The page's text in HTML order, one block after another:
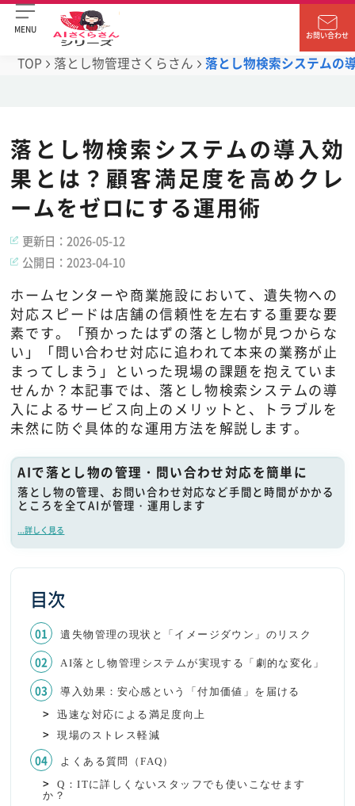
MENU
お問い合わせ
TOP 落とし物管理さくらさん 落とし物検索システムの
落とし物検索システムの導入効
果とは？顧客満足度を高めクレ
ームをゼロにする運用術
更新日：2026-05-12
公開日：2023-04-10
ホームセンターや商業施設において、遺失物への
対応スピードは店舗の信頼性を左右する重要な要
素です。「預かったはずの落とし物が見つからな
い」「問い合わせ対応に追われて本来の業務が止
まってしまう」といった現場の課題を抱えていま
せんか？本記事では、落とし物検索システムの導
入によるサービス向上のメリットと、トラブルを
未然に防ぐ具体的な運用方法を解説します。
AIで落とし物の管理・問い合わせ対応を簡単に
落とし物の管理、お問い合わせ対応など手間と時間がかかる
ところを全てAIが管理・運用します
...詳しく見る
目次
遺失物管理の現状と「イメージダウン」のリスク
AI落とし物管理システムが実現する「劇的な変化」
導入効果：安心感という「付加価値」を届ける
迅速な対応による満足度向上
現場のストレス軽減
よくある質問（FAQ）
Q：ITに詳しくないスタッフでも使いこなせます
か？